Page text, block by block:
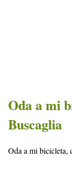
Oda a mi
Buscaglia
Oda a mi bicicleta,